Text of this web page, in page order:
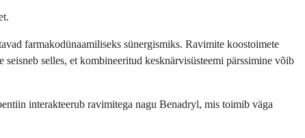
farmakodünaamiliseks sünergismiks. Ravimite koostoimete
selles, et kombineeritud kesknärvisüsteemi pärssimine võib
interakteerub ravimitega nagu Benadryl, mis toimib väga